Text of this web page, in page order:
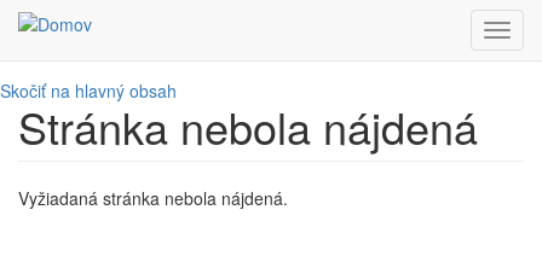
Skočiť na hlavný obsah
Stránka nebola nájdená
Vyžiadaná stránka nebola nájdená.